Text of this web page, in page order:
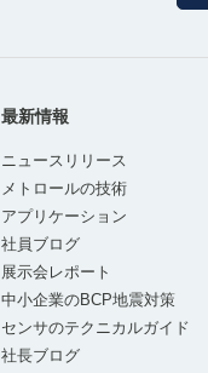
最新情報
ニュースリリース
メトロールの技術
アプリケーション
社員ブログ
展示会レポート
中小企業のBCP地震対策
センサのテクニカルガイド
社長ブログ